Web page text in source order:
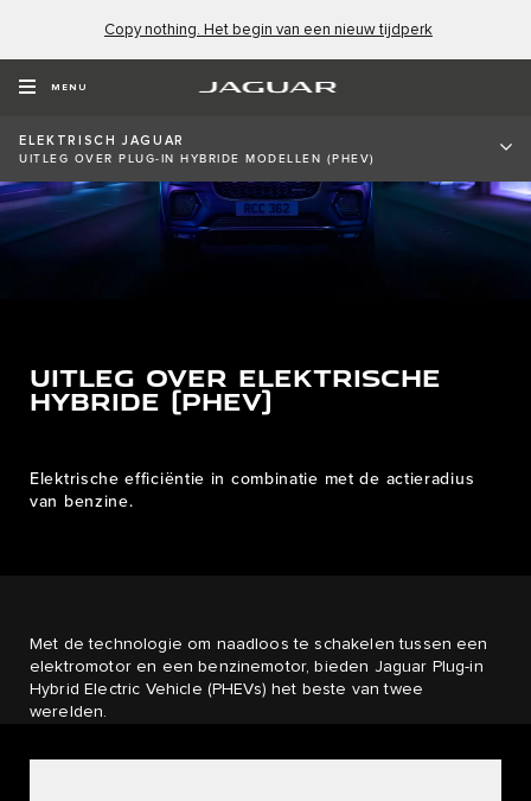
Copy nothing. Het begin van een nieuw tijdperk
MENU
ELEKTRISCH JAGUAR
UITLEG OVER PLUG-IN HYBRIDE MODELLEN (PHEV)
UITLEG OVER ELEKTRISCHE
HYBRIDE (PHEV)
Elektrische efficiëntie in combinatie met de actieradius
van benzine.
Met de technologie om naadloos te schakelen tussen een
elektromotor en een benzinemotor, bieden Jaguar Plug-in
Hybrid Electric Vehicle (PHEVs) het beste van twee
werelden.